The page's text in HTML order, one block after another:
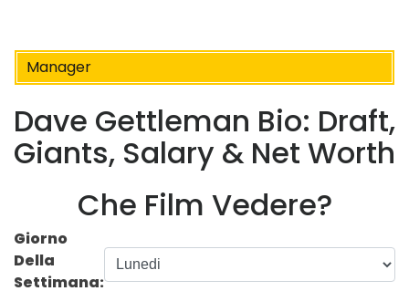
Manager
Dave Gettleman Bio: Draft,
Giants, Salary & Net Worth
Che Film Vedere?
Giorno
Della
Settimana: